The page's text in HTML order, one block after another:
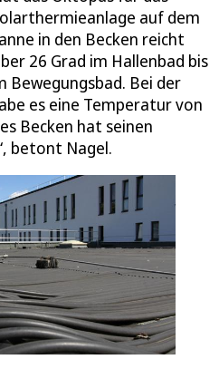
auf dem
in den Becken reicht
26 Grad im Hallenbad bis
Bewegungsbad. Bei der
es eine Temperatur von
Becken hat seinen
betont Nagel.